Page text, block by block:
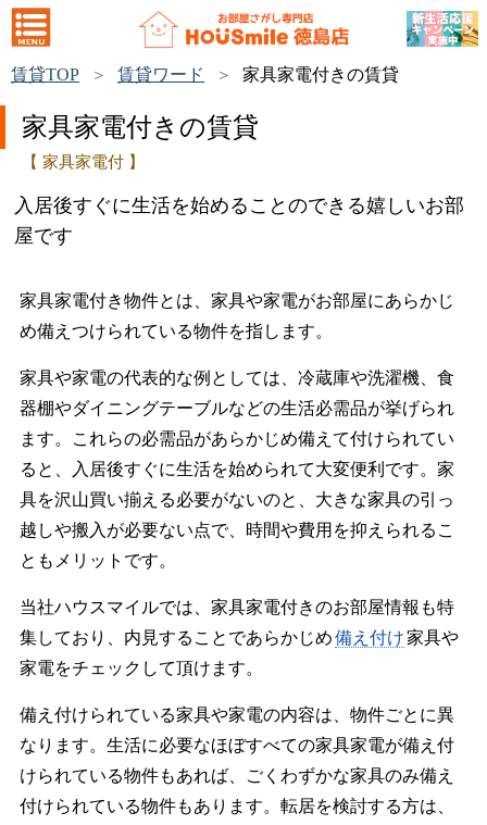
賃貸TOP 賃貸ワード 家具家電付きの賃貸
家具家電付きの賃貸
【 家具家電付 】
入居後すぐに生活を始めることのできる嬉しいお部
屋です
家具家電付き物件とは、家具や家電がお部屋にあらかじ
め備えつけられている物件を指します。
家具や家電の代表的な例としては、冷蔵庫や洗濯機、食
器棚やダイニングテーブルなどの生活必需品が挙げられ
ます。これらの必需品があらかじめ備えて付けられてい
ると、入居後すぐに生活を始められて大変便利です。家
具を沢山買い揃える必要がないのと、大きな家具の引っ
越しや搬入が必要ない点で、時間や費用を抑えられるこ
ともメリットです。
当社ハウスマイルでは、家具家電付きのお部屋情報も特
集しており、内見することであらかじめ備え付け家具や
家電をチェックして頂けます。
備え付けられている家具や家電の内容は、物件ごとに異
なります。生活に必要なほぼすべての家具家電が備え付
けられている物件もあれば、ごくわずかな家具のみ備え
付けられている物件もあります。転居を検討する方は、